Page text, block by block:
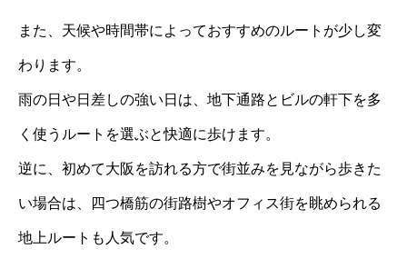
また、天候や時間帯によっておすすめのルートが少し変
わります。
雨の日や日差しの強い日は、地下通路とビルの軒下を多
く使うルートを選ぶと快適に歩けます。
逆に、初めて大阪を訪れる方で街並みを見ながら歩きた
い場合は、四つ橋筋の街路樹やオフィス街を眺められる
地上ルートも人気です。